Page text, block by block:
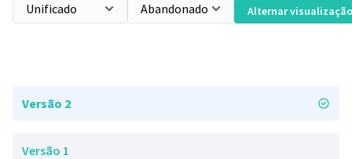
Alternar visualização
Versão 2
Versão 1